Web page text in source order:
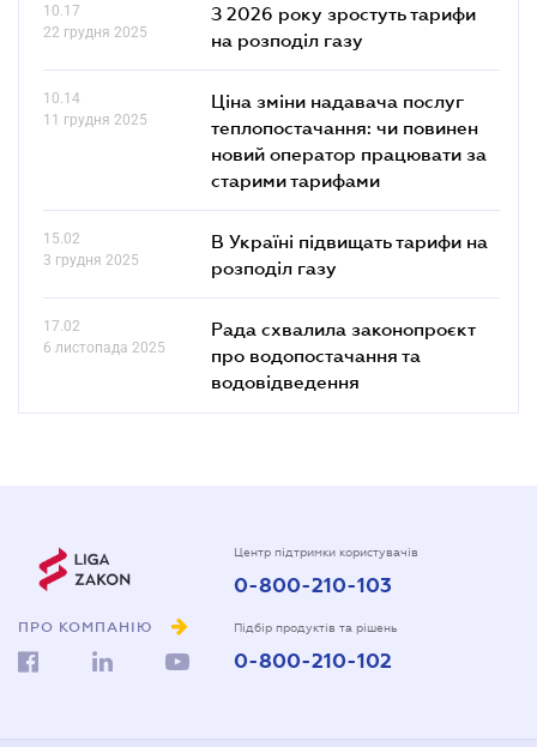
10.17
22 грудня 2025
З 2026 року зростуть тарифи
на розподіл газу
10.14
11 грудня 2025
Ціна зміни надавача послуг
теплопостачання: чи повинен
новий оператор працювати за
старими тарифами
15.02
3 грудня 2025
В Україні підвищать тарифи на
розподіл газу
17.02
6 листопада 2025
Рада схвалила законопроєкт
про водопостачання та
водовідведення
ПРО КОМПАНІЮ
Центр підтримки користувачів
0-800-210-103
Підбір продуктів та рішень
0-800-210-102